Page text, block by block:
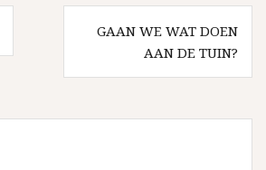
GAAN WE WAT DOEN
AAN DE TUIN?